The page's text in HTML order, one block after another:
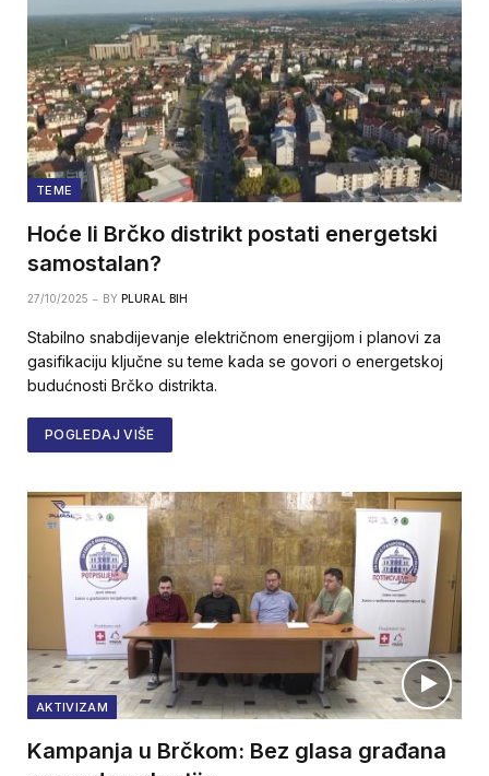
TEME
Hoće li Brčko distrikt postati energetski
samostalan?
27/10/2025 BY PLURAL BIH
Stabilno snabdijevanje električnom energijom i planovi za
gasifikaciju ključne su teme kada se govori o energetskoj
budućnosti Brčko distrikta.
POGLEDAJ VIŠE
AKTIVIZAM
Kampanja u Brčkom: Bez glasa građana